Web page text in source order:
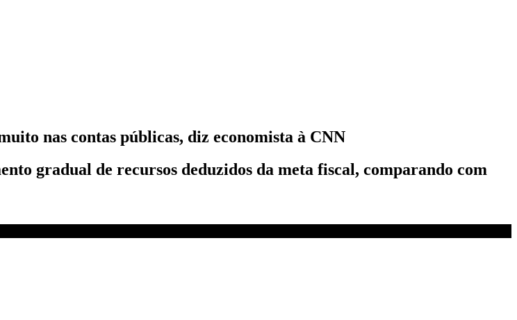
nas contas públicas, diz economista à CNN
gradual de recursos deduzidos da meta fiscal, comparando com